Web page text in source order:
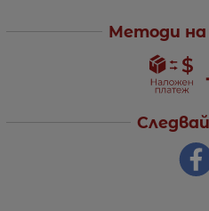
Методи